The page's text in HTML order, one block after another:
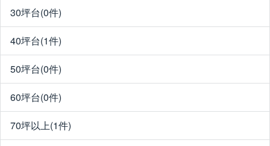
30坪台(0件)
40坪台(1件)
50坪台(0件)
60坪台(0件)
70坪以上(1件)